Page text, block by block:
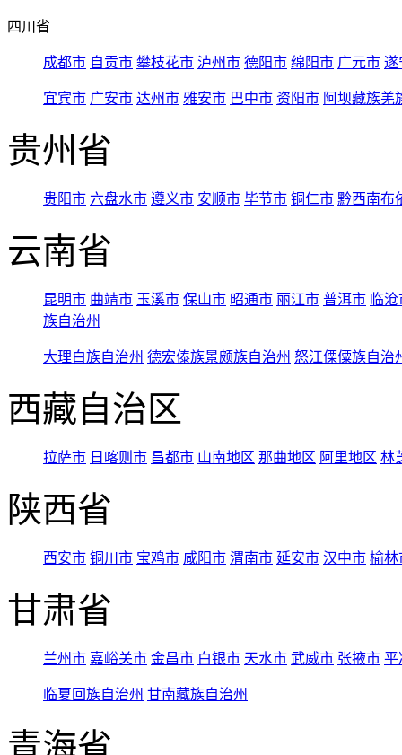
四川省
成都市 自贡市 攀枝花市 泸州市 德阳市 绵阳市 广元市 遂
宜宾市 广安市 达州市 雅安市 巴中市 资阳市 阿坝藏族羌
贵州省
贵阳市 六盘水市 遵义市 安顺市 毕节市 铜仁市 黔西南布
云南省
昆明市 曲靖市 玉溪市 保山市 昭通市 丽江市 普洱市 临
族自治州
大理白族自治州 德宏傣族景颇族自治州 怒江傈僳族自治
西藏自治区
拉萨市 日喀则市 昌都市 山南地区 那曲地区 阿里地区 林
陕西省
西安市 铜川市 宝鸡市 咸阳市 渭南市 延安市 汉中市 榆林
甘肃省
兰州市 嘉峪关市 金昌市 白银市 天水市 武威市 张掖市 平
临夏回族自治州 甘南藏族自治州
青海省